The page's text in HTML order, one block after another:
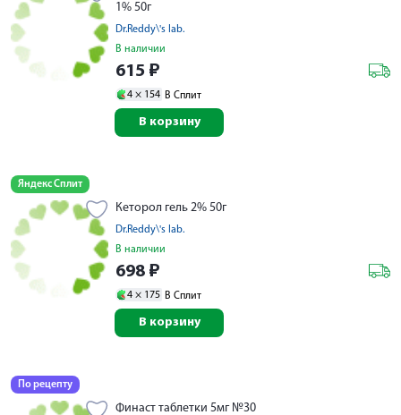
1% 50г
Dr.Reddy\'s lab.
В наличии
615 ₽
4 × 154 В Сплит
В корзину
Яндекс Сплит
Кеторол гель 2% 50г
Dr.Reddy\'s lab.
В наличии
698 ₽
4 × 175 В Сплит
В корзину
По рецепту
Финаст таблетки 5мг №30